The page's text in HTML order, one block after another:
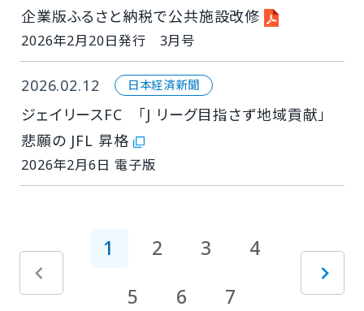
企業版ふるさと納税で公共施設改修
2026年2月20日発行 3月号
2026.02.12 日本経済新聞
ジェイリースFC 「J リーグ目指さず地域貢献」
悲願の JFL 昇格
2026年2月6日 電子版
1 2 3
4
5
6 7